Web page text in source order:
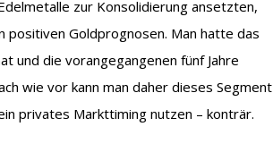
zur Konsolidierung ansetzten,
positiven Goldprognosen. Man hatte das
und die vorangegangenen fünf Jahre
wie vor kann man daher dieses Segment
privates Markttiming nutzen – konträr.